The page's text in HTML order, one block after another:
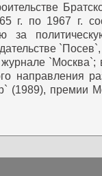
г. по 1967 г.
за
`Москва`;
направления
(1989), премии